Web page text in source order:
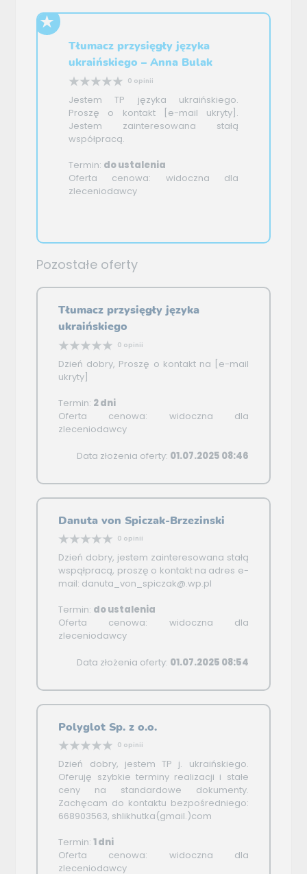
Tłumacz przysięgły języka
ukraińskiego – Anna Bulak
0 opinii
Jestem TP języka ukraińskiego.
Proszę o kontakt [e-mail ukryty].
Jestem zainteresowana stałą
współpracą.
Termin: do ustalenia
Oferta cenowa: widoczna dla
zleceniodawcy
Pozostałe oferty
Tłumacz przysięgły języka
ukraińskiego
0 opinii
Dzień dobry, Proszę o kontakt na [e-mail
ukryty]
Termin: 2 dni
Oferta cenowa: widoczna dla
zleceniodawcy
Data złożenia oferty: 01.07.2025 08:46
Danuta von Spiczak-Brzezinski
0 opinii
Dzień dobry, jestem zainteresowana stałą
wspąłpracą, proszę o kontakt na adres e-
mail: danuta_von_spiczak@.wp.pl
Termin: do ustalenia
Oferta cenowa: widoczna dla
zleceniodawcy
Data złożenia oferty: 01.07.2025 08:54
Polyglot Sp. z o.o.
0 opinii
Dzień dobry, jestem TP j. ukraińskiego.
Oferuję szybkie terminy realizacji i stałe
ceny na standardowe dokumenty.
Zachęcam do kontaktu bezpośredniego:
668903563, shlikhutka(gmail.)com
Termin:1 dni
Oferta cenowa: widoczna dla
zleceniodawcy